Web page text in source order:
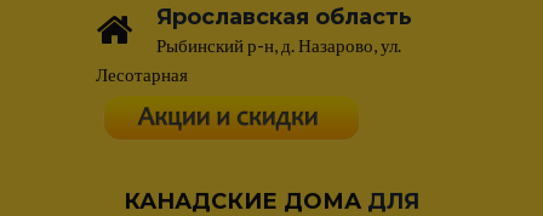
Ярославская область
Рыбинский р-н, д. Назарово, ул.
Лесотарная
КАНАДСКИЕ ДОМА ДЛЯ